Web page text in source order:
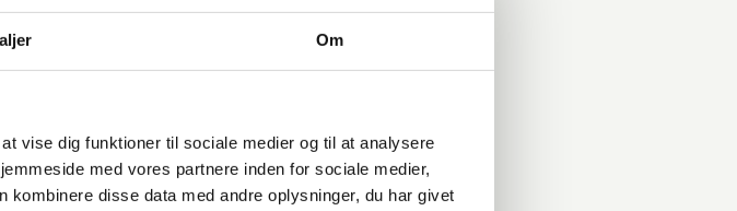
Om
vise dig funktioner til sociale medier og til at analysere
med vores partnere inden for sociale medier,
disse data med andre oplysninger, du har givet